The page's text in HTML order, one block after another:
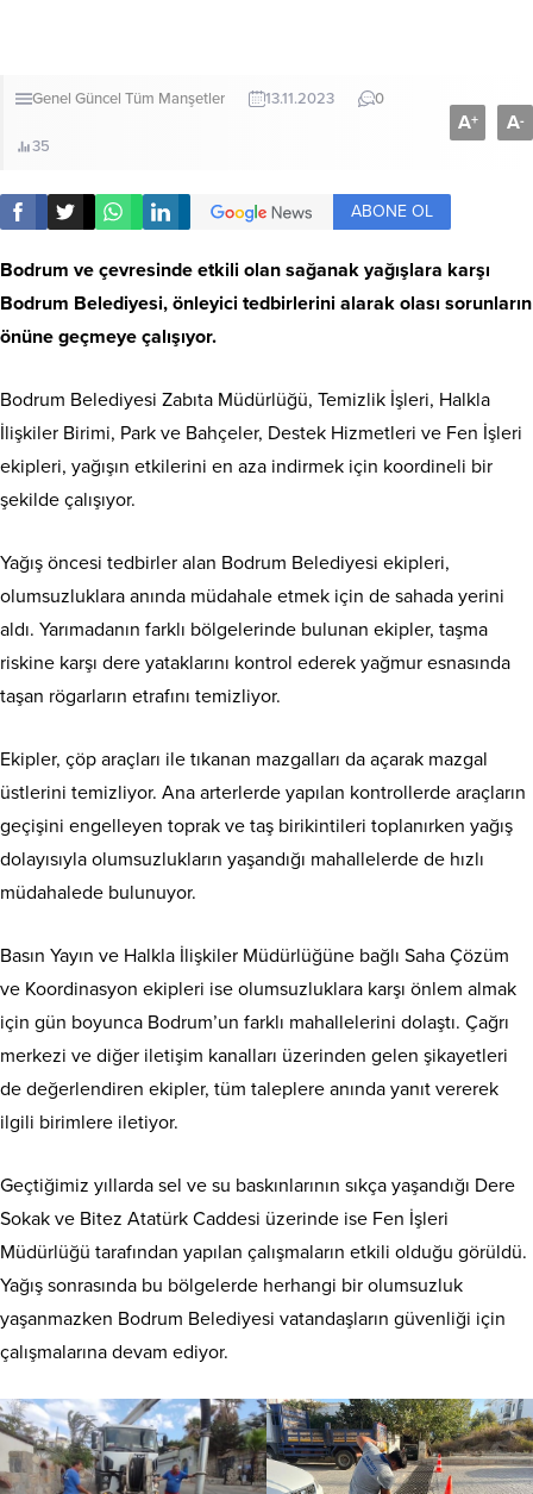
Genel Güncel Tüm Manşetler 13.11.2023 0
35
A+ A-
ABONE OL
Bodrum ve çevresinde etkili olan sağanak yağışlara karşı
Bodrum Belediyesi, önleyici tedbirlerini alarak olası sorunların
önüne geçmeye çalışıyor.
Bodrum Belediyesi Zabıta Müdürlüğü, Temizlik İşleri, Halkla
İlişkiler Birimi, Park ve Bahçeler, Destek Hizmetleri ve Fen İşleri
ekipleri, yağışın etkilerini en aza indirmek için koordineli bir
şekilde çalışıyor.
Yağış öncesi tedbirler alan Bodrum Belediyesi ekipleri,
olumsuzluklara anında müdahale etmek için de sahada yerini
aldı. Yarımadanın farklı bölgelerinde bulunan ekipler, taşma
riskine karşı dere yataklarını kontrol ederek yağmur esnasında
taşan rögarların etrafını temizliyor.
Ekipler, çöp araçları ile tıkanan mazgalları da açarak mazgal
üstlerini temizliyor. Ana arterlerde yapılan kontrollerde araçların
geçişini engelleyen toprak ve taş birikintileri toplanırken yağış
dolayısıyla olumsuzlukların yaşandığı mahallelerde de hızlı
müdahalede bulunuyor.
Basın Yayın ve Halkla İlişkiler Müdürlüğüne bağlı Saha Çözüm
ve Koordinasyon ekipleri ise olumsuzluklara karşı önlem almak
için gün boyunca Bodrum’un farklı mahallelerini dolaştı. Çağrı
merkezi ve diğer iletişim kanalları üzerinden gelen şikayetleri
de değerlendiren ekipler, tüm taleplere anında yanıt vererek
ilgili birimlere iletiyor.
Geçtiğimiz yıllarda sel ve su baskınlarının sıkça yaşandığı Dere
Sokak ve Bitez Atatürk Caddesi üzerinde ise Fen İşleri
Müdürlüğü tarafından yapılan çalışmaların etkili olduğu görüldü.
Yağış sonrasında bu bölgelerde herhangi bir olumsuzluk
yaşanmazken Bodrum Belediyesi vatandaşların güvenliği için
çalışmalarına devam ediyor.